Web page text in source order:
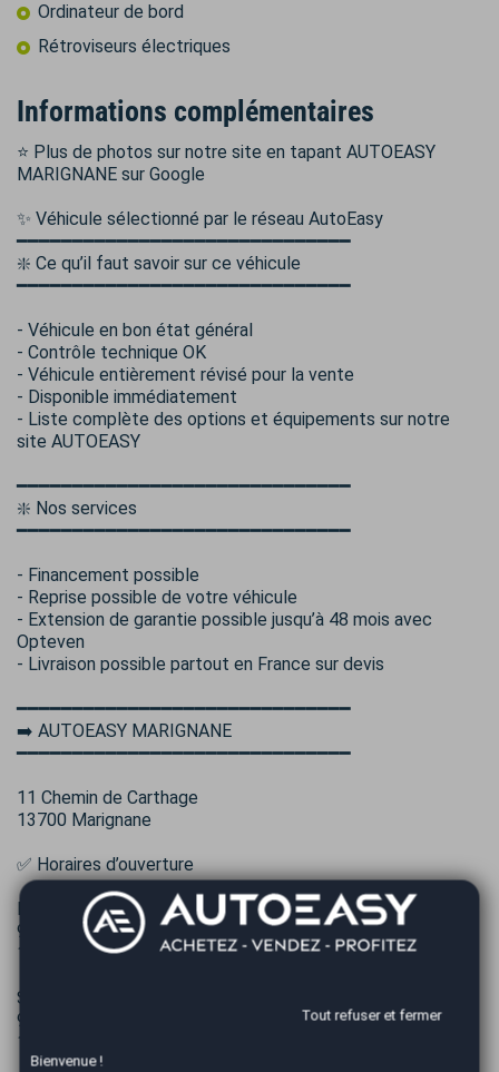
Ordinateur de bord
Rétroviseurs électriques
Informations complémentaires
⭐ Plus de photos sur notre site en tapant AUTOEASY
MARIGNANE sur Google
✨ Véhicule sélectionné par le réseau AutoEasy
━━━━━━━━━━━━━━━━━━━━━━━━━━━━━━
❇️ Ce qu’il faut savoir sur ce véhicule
━━━━━━━━━━━━━━━━━━━━━━━━━━━━━━
- Véhicule en bon état général
- Contrôle technique OK
- Véhicule entièrement révisé pour la vente
- Disponible immédiatement
- Liste complète des options et équipements sur notre
site AUTOEASY
━━━━━━━━━━━━━━━━━━━━━━━━━━━━━━
❇️ Nos services
━━━━━━━━━━━━━━━━━━━━━━━━━━━━━━
- Financement possible
- Reprise possible de votre véhicule
- Extension de garantie possible jusqu’à 48 mois avec
Opteven
- Livraison possible partout en France sur devis
━━━━━━━━━━━━━━━━━━━━━━━━━━━━━━
➡️ AUTOEASY MARIGNANE
━━━━━━━━━━━━━━━━━━━━━━━━━━━━━━
11 Chemin de Carthage
13700 Marignane
✅ Horaires d’ouverture
Lundi au vendredi
9h00 – 12h00
14h00 – 18h00
Samedi
9h00 – 12h00
14h00 – 17h00
Tout refuser et fermer
Bienvenue !